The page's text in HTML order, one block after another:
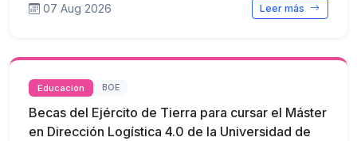
07 Aug 2026 Leer más
Educación BOE
Becas del Ejército de Tierra para cursar el Máster
en Dirección Logística 4.0 de la Universidad de